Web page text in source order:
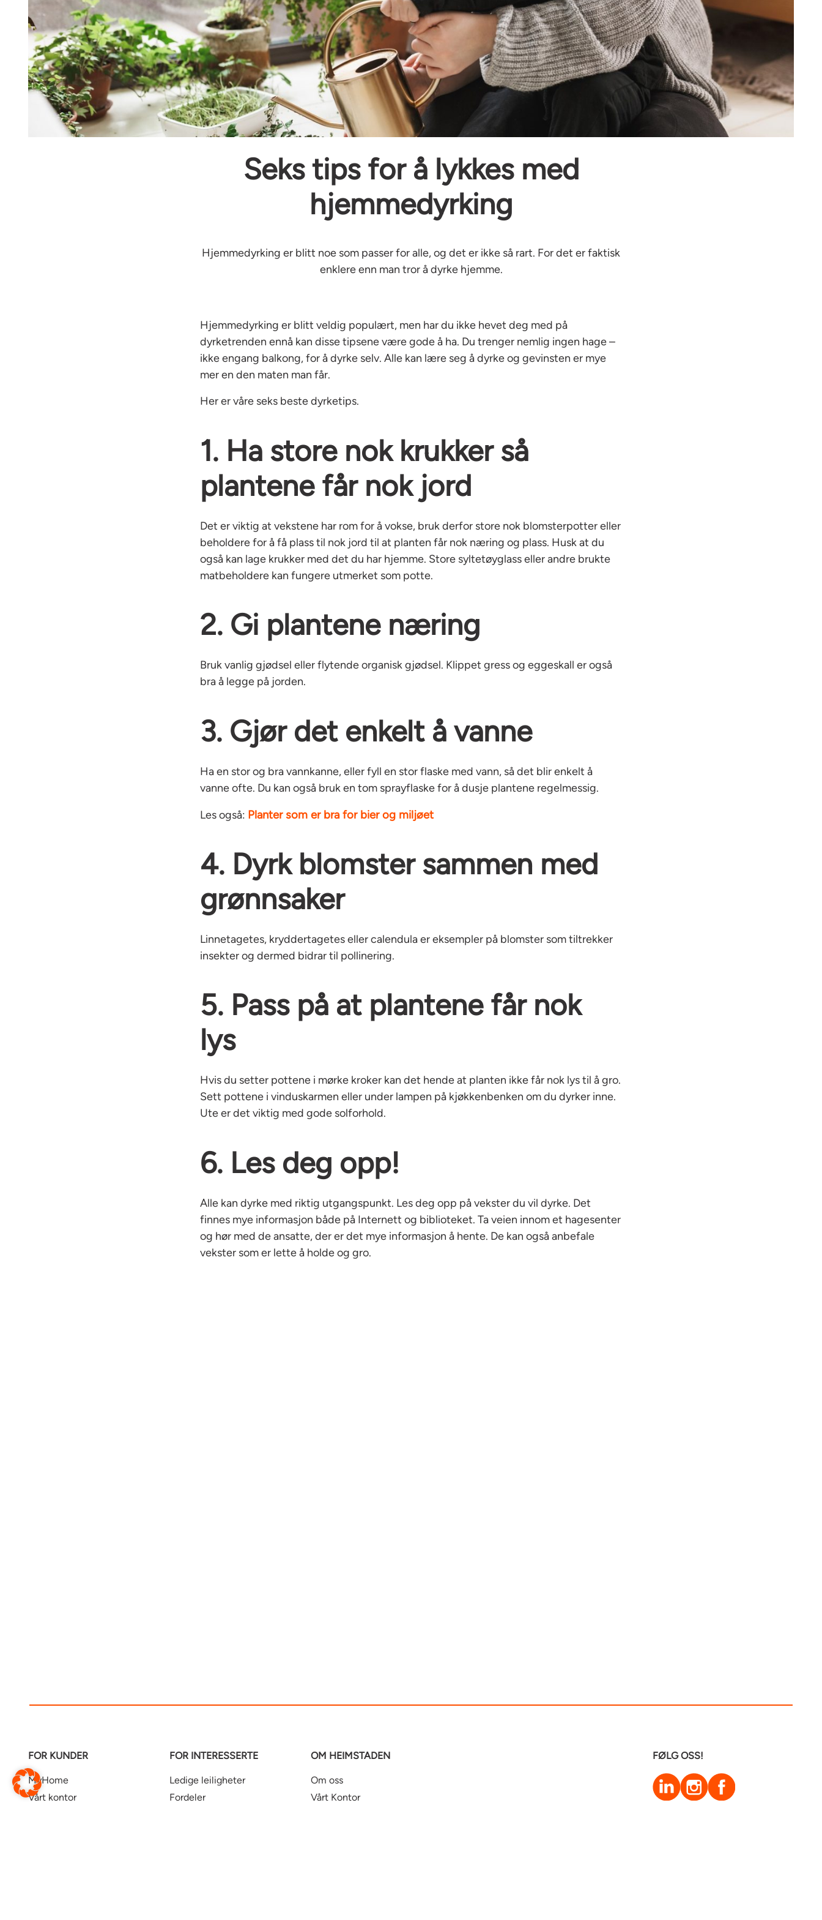
Seks tips for å lykkes med
hjemmedyrking
Hjemmedyrking er blitt noe som passer for alle, og det er ikke så rart. For det er faktisk
enklere enn man tror å dyrke hjemme.
Hjemmedyrking er blitt veldig populært, men har du ikke hevet deg med på
dyrketrenden ennå kan disse tipsene være gode å ha. Du trenger nemlig ingen hage –
ikke engang balkong, for å dyrke selv. Alle kan lære seg å dyrke og gevinsten er mye
mer en den maten man får.
Her er våre seks beste dyrketips.
1. Ha store nok krukker så
plantene får nok jord
Det er viktig at vekstene har rom for å vokse, bruk derfor store nok blomsterpotter eller
beholdere for å få plass til nok jord til at planten får nok næring og plass. Husk at du
også kan lage krukker med det du har hjemme. Store syltetøyglass eller andre brukte
matbeholdere kan fungere utmerket som potte.
2. Gi plantene næring
Bruk vanlig gjødsel eller flytende organisk gjødsel. Klippet gress og eggeskall er også
bra å legge på jorden.
3. Gjør det enkelt å vanne
Ha en stor og bra vannkanne, eller fyll en stor flaske med vann, så det blir enkelt å
vanne ofte. Du kan også bruk en tom sprayflaske for å dusje plantene regelmessig.
Les også: Planter som er bra for bier og miljøet
4. Dyrk blomster sammen med
grønnsaker
Linnetagetes, kryddertagetes eller calendula er eksempler på blomster som tiltrekker
insekter og dermed bidrar til pollinering.
5. Pass på at plantene får nok
lys
Hvis du setter pottene i mørke kroker kan det hende at planten ikke får nok lys til å gro.
Sett pottene i vinduskarmen eller under lampen på kjøkkenbenken om du dyrker inne.
Ute er det viktig med gode solforhold.
6. Les deg opp!
Alle kan dyrke med riktig utgangspunkt. Les deg opp på vekster du vil dyrke. Det
finnes mye informasjon både på Internett og biblioteket. Ta veien innom et hagesenter
og hør med de ansatte, der er det mye informasjon å hente. De kan også anbefale
vekster som er lette å holde og gro.
FOR KUNDER
MyHome
Vårt kontor
FOR INTERESSERTE
Ledige leiligheter
Fordeler
OM HEIMSTADEN
Om oss
Vårt Kontor
FØLG OSS!
LinkedInInstagramFacebook